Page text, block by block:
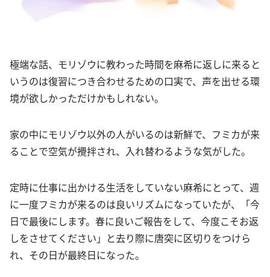
極端な話、モリゾウに教わった時間を麻希に返しに来ると
いうのは復習につき合わせるための口実で、声を出せる環
境が欲しかっただけかもしれない。
家の中にモリゾウ以外の人がいるのは新鮮で、フミカが来
ることで空気が攪拌され、入れ替わるような気がした。
定時に仕事に出かける生活をしていない麻希にとって、週
に一度フミカが来るのは良いリズムになっていたが、「今
日で最後にします。春に良いご報告をして、今度こそお返
しをさせてください」と去り際に唐突に区切りをつけら
れ、その日が最終日になった。